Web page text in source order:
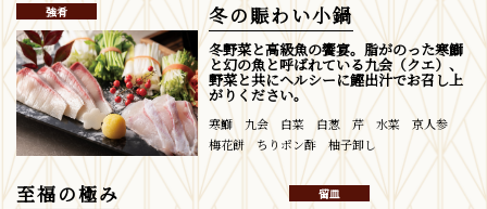
強肴 冬の賑わい小鍋
冬野菜と高級魚の饗宴。脂がのった寒鰤
と幻の魚と呼ばれている九会（クエ）、
野菜と共にヘルシーに鰹出汁でお召し上
がりください。
寒鰤 九会 白菜 白葱 芹 水菜 京人参
梅花餅 ちりポン酢 柚子卸し
留皿
至福の極み